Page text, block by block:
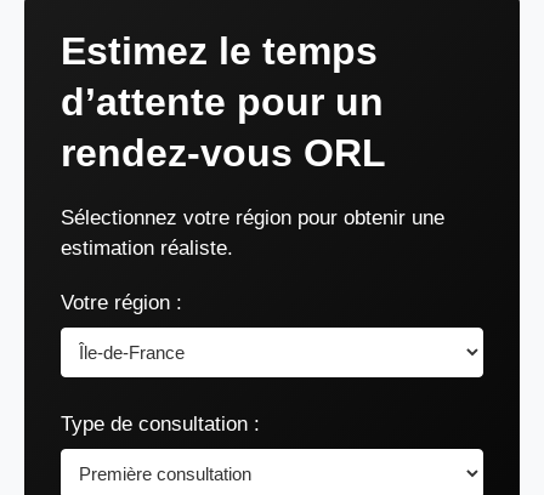
Estimez le temps
d’attente pour un
rendez-vous ORL
Sélectionnez votre région pour obtenir une
estimation réaliste.
Votre région :
Type de consultation :